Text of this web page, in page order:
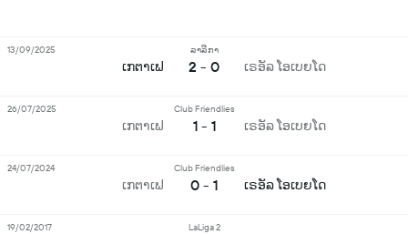
ເກຕາເຟ
ລາລີກາ
2 - 0 ເຣອັລ ໂອເບຍໂດ
13/09/2025
ເກຕາເຟ
Club Friendlies
1 - 1 ເຣອັລ ໂອເບຍໂດ
26/07/2025
ເກຕາເຟ
Club Friendlies
0 - 1 ເຣອັລ ໂອເບຍໂດ
24/07/2024
LaLiga 2
19/02/2017